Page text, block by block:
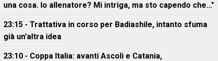
una cosa. Io allenatore? Mi intriga, ma sto capendo che..."
23:15 - Trattativa in corso per Badiashile, intanto sfuma
già un'altra idea
23:10 - Coppa Italia: avanti Ascoli e Catania,